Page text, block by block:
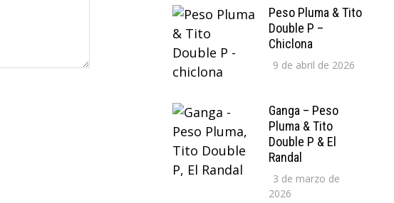
Peso Pluma & Tito
Double P –
Chiclona
9 de abril de 2026
Ganga – Peso
Pluma & Tito
Double P & El
Randal
3 de marzo de
2026